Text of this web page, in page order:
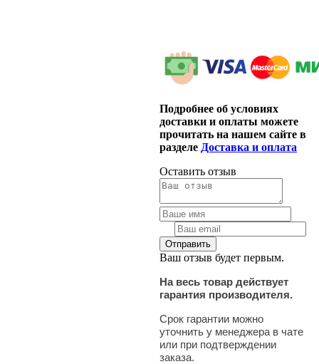
Подробнее об условиях
доставки и оплаты можете
прочитать на нашем сайте в
разделе Доставка и оплата
Оставить отзыв
Ваш отзыв будет первым.
На весь товар действует
гарантия производителя.
Срок гарантии можно
уточнить у менеджера в чате
или при подтверждении
заказа.